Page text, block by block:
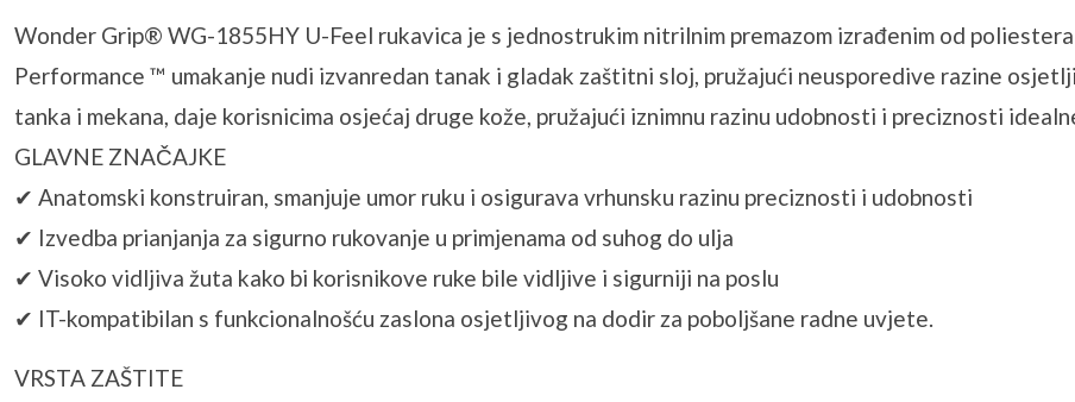
Wonder Grip® WG-1855HY U-Feel rukavica je s jednostrukim nitrilnim premazom izrađenim od
Performance ™ umakanje nudi izvanredan tanak i gladak zaštitni sloj, pružajući neusporedive razine
tanka i mekana, daje korisnicima osjećaj druge kože, pružajući iznimnu razinu udobnosti i preciznosti
GLAVNE ZNAČAJKE
✔ Anatomski konstruiran, smanjuje umor ruku i osigurava vrhunsku razinu preciznosti i udobnosti
✔ Izvedba prianjanja za sigurno rukovanje u primjenama od suhog do ulja
✔ Visoko vidljiva žuta kako bi korisnikove ruke bile vidljive i sigurniji na poslu
✔ IT-kompatibilan s funkcionalnošću zaslona osjetljivog na dodir za poboljšane radne uvjete.
VRSTA ZAŠTITE